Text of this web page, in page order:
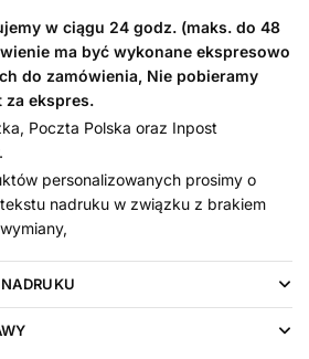
w ciągu 24 godz. (maks. do 48
ma być wykonane ekspresowo
do zamówienia, Nie pobieramy
za ekspres.
Poczta Polska oraz Inpost
personalizowanych prosimy o
nadruku w związku z brakiem